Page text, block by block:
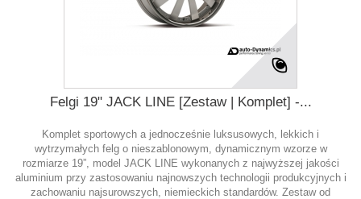
Felgi 19" JACK LINE [Zestaw | Komplet] -...
Komplet sportowych a jednocześnie luksusowych, lekkich i
wytrzymałych felg o nieszablonowym, dynamicznym wzorze w
rozmiarze 19”, model JACK LINE wykonanych z najwyższej jakości
aluminium przy zastosowaniu najnowszych technologii produkcyjnych i
zachowaniu najsurowszych, niemieckich standardów. Zestaw od